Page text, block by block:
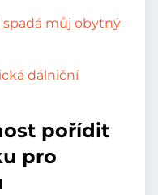
spadá můj obytný
dálniční
pořídit
pro